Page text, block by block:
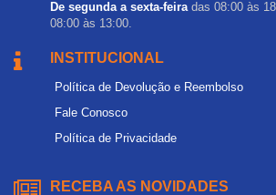
De segunda a sexta-feiradas 08:00 às
08:00 às 13:00.
INSTITUCIONAL
Política de Devolução e Reembolso
Fale Conosco
Política de Privacidade
RECEBA AS NOVIDADES